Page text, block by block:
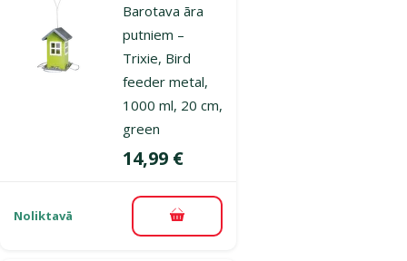
Barotava āra
putniem –
Trixie, Bird
feeder metal,
1000 ml, 20 cm,
green
Cena
14,99 €
Noliktavā Pievienot grozam